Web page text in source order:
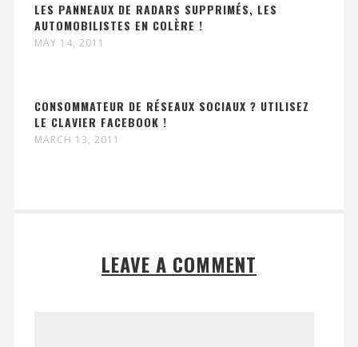
LES PANNEAUX DE RADARS SUPPRIMÉS, LES
AUTOMOBILISTES EN COLÈRE !
MAY 14, 2011
CONSOMMATEUR DE RÉSEAUX SOCIAUX ? UTILISEZ
LE CLAVIER FACEBOOK !
MARCH 13, 2011
LEAVE A COMMENT